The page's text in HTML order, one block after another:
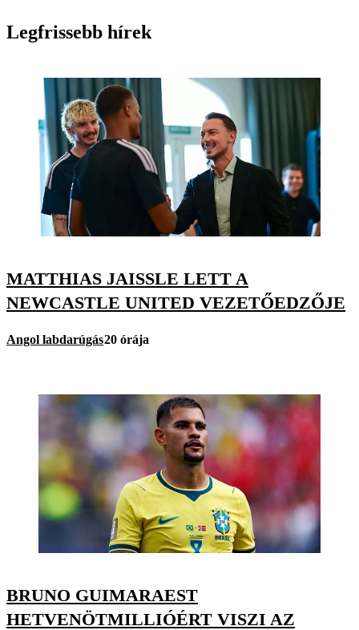
Legfrissebb hírek
MATTHIAS JAISSLE LETT A
NEWCASTLE UNITED VEZETŐEDZŐJE
Angol labdarúgás20 órája
BRUNO GUIMARAEST
HETVENÖTMILLIÓÉRT VISZI AZ